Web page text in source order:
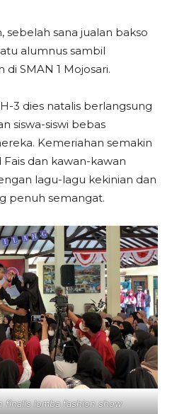
sebelah sana jualan bakso
alumnus sambil
SMAN 1 Mojosari.
3 dies natalis berlangsung
siswa-siswi bebas
Kemeriahan semakin
dan kawan-kawan
lagu-lagu kekinian dan
penuh semangat.
finalis lomba fashion show